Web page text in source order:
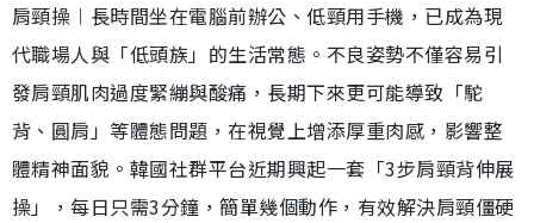
肩頸操︱長時間坐在電腦前辦公、低頸用手機，已成為現
代職場人與「低頭族」的生活常態。不良姿勢不僅容易引
發肩頸肌肉過度緊繃與酸痛，長期下來更可能導致「駝
背、圓肩」等體態問題，在視覺上增添厚重肉感，影響整
體精神面貌。韓國社群平台近期興起一套「3步肩頸背伸展
操」，每日只需3分鐘，簡單幾個動作，有效解決肩頸僵硬